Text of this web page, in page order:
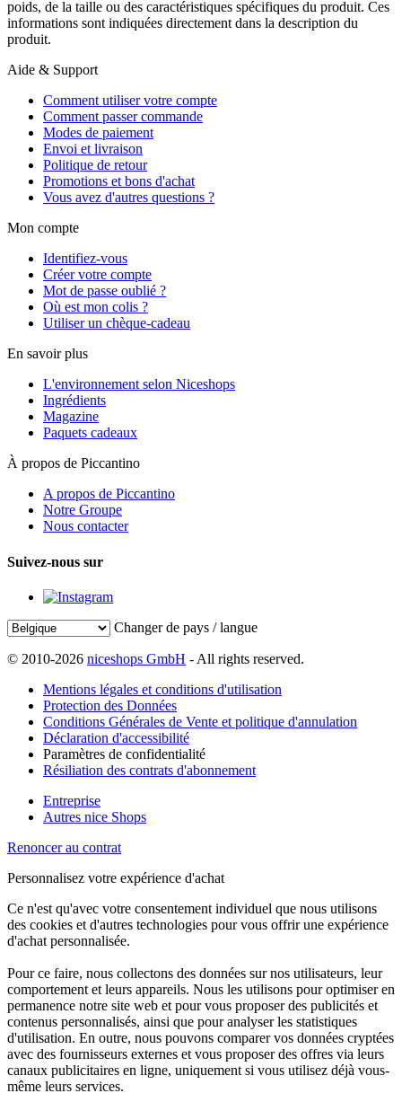
poids, de la taille ou des caractéristiques spécifiques du produit. Ces
informations sont indiquées directement dans la description du
produit.
Aide & Support
Comment utiliser votre compte
Comment passer commande
Modes de paiement
Envoi et livraison
Politique de retour
Promotions et bons d'achat
Vous avez d'autres questions ?
Mon compte
Identifiez-vous
Créer votre compte
Mot de passe oublié ?
Où est mon colis ?
Utiliser un chèque-cadeau
En savoir plus
L'environnement selon Niceshops
Ingrédients
Magazine
Paquets cadeaux
À propos de Piccantino
A propos de Piccantino
Notre Groupe
Nous contacter
Suivez-nous sur
Changer de pays / langue
© 2010-2026 niceshops GmbH - All rights reserved.
Mentions légales et conditions d'utilisation
Protection des Données
Conditions Générales de Vente et politique d'annulation
Déclaration d'accessibilité
Paramètres de confidentialité
Résiliation des contrats d'abonnement
Entreprise
Autres nice Shops
Renoncer au contrat
Personnalisez votre expérience d'achat
Ce n'est qu'avec votre consentement individuel que nous utilisons
des cookies et d'autres technologies pour vous offrir une expérience
d'achat personnalisée.
Pour ce faire, nous collectons des données sur nos utilisateurs, leur
comportement et leurs appareils. Nous les utilisons pour optimiser en
permanence notre site web et pour vous proposer des publicités et
contenus personnalisés, ainsi que pour analyser les statistiques
d'utilisation. En outre, nous pouvons comparer vos données cryptées
avec des fournisseurs externes et vous proposer des offres via leurs
canaux publicitaires en ligne, uniquement si vous utilisez déjà vous-
même leurs services.